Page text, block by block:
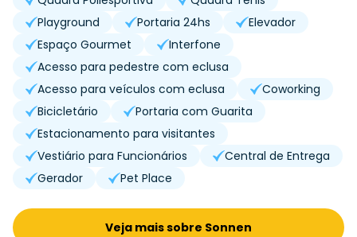
Playground
Portaria 24hs
Elevador
Espaço Gourmet
Interfone
Acesso para pedestre com eclusa
Acesso para veículos com eclusa
Coworking
Bicicletário
Portaria com Guarita
Estacionamento para visitantes
Vestiário para Funcionários
Central de Entrega
Gerador
Pet Place
Veja mais sobre Sonnen